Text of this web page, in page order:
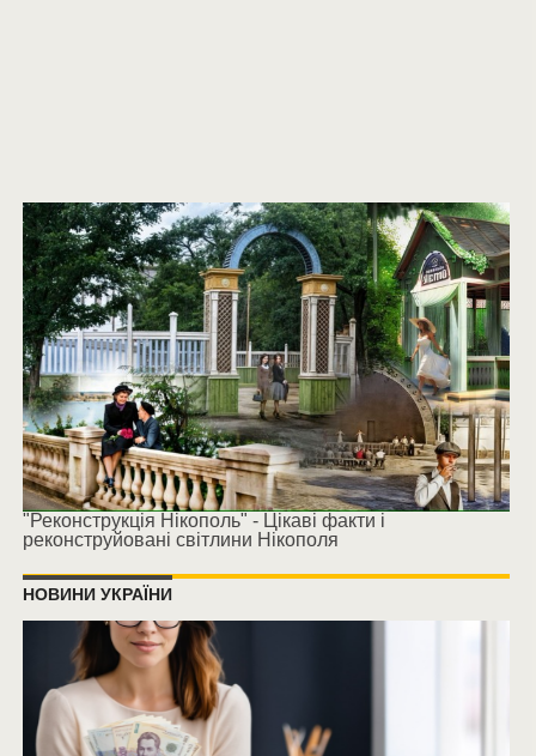
"Реконструкція Нікополь" - Цікаві факти і
реконструйовані світлини Нікополя
НОВИНИ УКРАЇНИ